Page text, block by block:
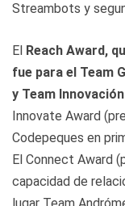
Streambots y
El Reach Award,
fue para el Team
y Team
Innovate Award
Codepeques en
El Connect Award
capacidad de